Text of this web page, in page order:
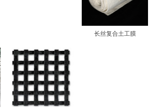
长丝复合土工膜